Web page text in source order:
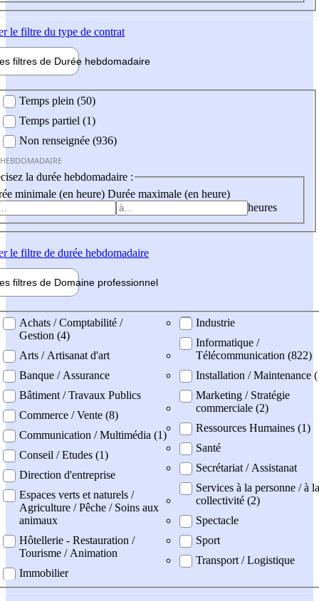
le filtre du type de contrat
filtres de Durée hebdomadaire
Temps plein (50)
Temps partiel (1)
Non renseignée (936)
la durée hebdomadaire :
minimale (en heure) Durée maximale (en heure)
heures
le filtre de durée hebdomadaire
filtres de Domaine professionnel
professionel
Achats / Comptabilité /
Gestion (4)
Arts / Artisanat d'art
Banque / Assurance
Bâtiment / Travaux Publics
Commerce / Vente (8)
Communication / Multimédia (1)
Conseil / Etudes (1)
Direction d'entreprise
Espaces verts et naturels /
Agriculture / Pêche / Soins aux
animaux
Hôtellerie - Restauration /
Tourisme / Animation
Immobilier
Industrie
Informatique /
Télécommunication (822)
Installation / Maintenance
Marketing / Stratégie
commerciale (2)
Ressources Humaines (1)
Santé
Secrétariat / Assistanat
Services à la personne / à la
collectivité (2)
Spectacle
Sport
Transport / Logistique